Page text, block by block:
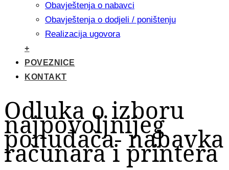
Obavještenja o nabavci
Obavještenja o dodjeli / poništenju
Realizacija ugovora
+
POVEZNICE
KONTAKT
Odluka o izboru
najpovoljnijeg
ponuđača- nabavka
računara i printera